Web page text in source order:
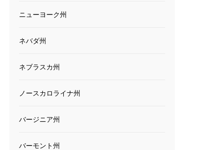
ニューヨーク州
ネバダ州
ネブラスカ州
ノースカロライナ州
バージニア州
バーモント州